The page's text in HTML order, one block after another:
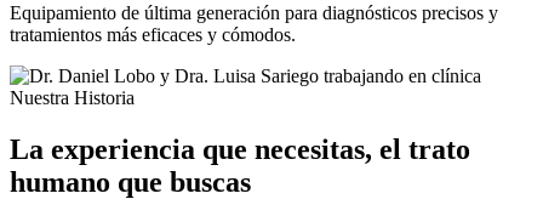
Equipamiento de última generación para diagnósticos precisos y
tratamientos más eficaces y cómodos.
Nuestra Historia
La experiencia que necesitas, el trato
humano que buscas